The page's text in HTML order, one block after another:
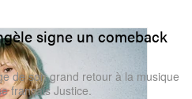
signe un comeback
de son grand retour à la musique
français Justice.